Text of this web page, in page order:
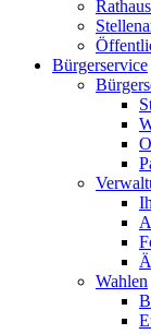
Bürgerservice
Wahlen